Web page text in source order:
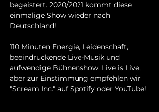
begeistert. 2020/2021 kommt diese
einmalige Show wieder nach
Deutschland!
110 Minuten Energie, Leidenschaft,
beeindruckende Live-Musik und
aufwendige Bühnenshow. Live is Live,
aber zur Einstimmung empfehlen wir
"Scream Inc." auf Spotify oder YouTube!